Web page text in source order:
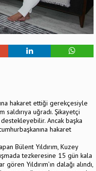
hakaret ettiği gerekçesiyle
saldırıya uğradı. Şikayetçi
Ancak başka
hakaret
Bülent Yıldırım, Kuzey
tezkeresine 15 gün kala
Yıldırım’ın dalağı alındı,